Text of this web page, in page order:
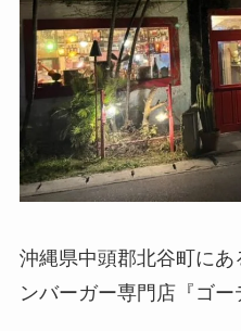
沖縄県中頭郡北谷町に
ンバーガー専門店『ゴー